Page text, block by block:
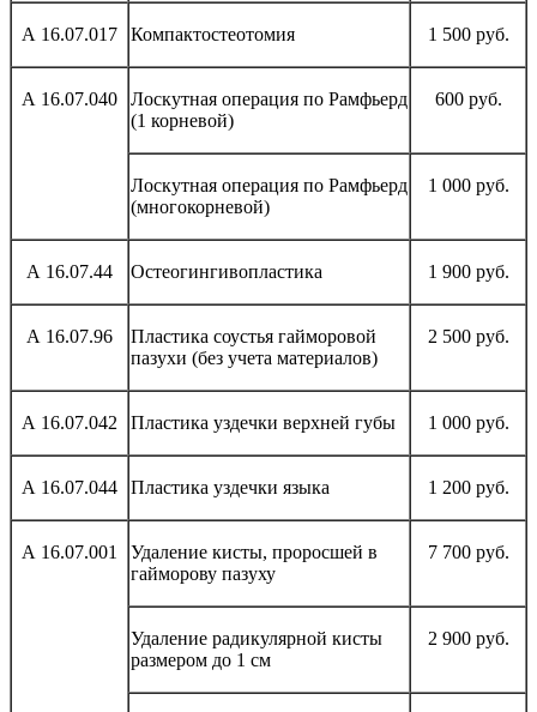
А 16.07.017 Компактостеотомия 1 500 руб.
А 16.07.040
Лоскутная операция по Рамфьерд
(1 корневой)
600 руб.
Лоскутная операция по Рамфьерд
(многокорневой)
1 000 руб.
А 16.07.44 Остеогингивопластика 1 900 руб.
А 16.07.96
Пластика соустья гайморовой
пазухи (без учета материалов)
2 500 руб.
А 16.07.042 Пластика уздечки верхней губы 1 000 руб.
А 16.07.044 Пластика уздечки языка 1 200 руб.
А 16.07.001
Удаление кисты, проросшей в
гайморову пазуху
7 700 руб.
Удаление радикулярной кисты
размером до 1 см
2 900 руб.